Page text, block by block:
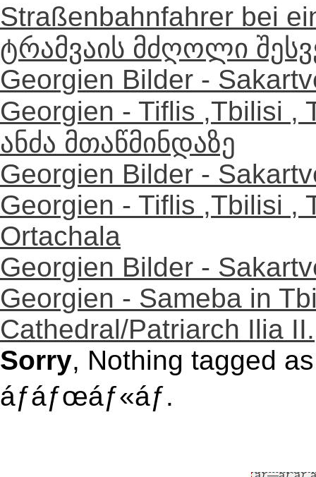
Straßenbahnfahrer bei
ტრამვაის მძღოლი
Georgien Bilder -
Georgien - Tiflis ,Tbilisi ,
ანძა მთაწმინდაზე
Georgien Bilder -
Georgien - Tiflis ,Tbilisi ,
Ortachala
Georgien Bilder -
Georgien - Sameba in
Cathedral/Patriarch Ilia II.
Sorry, Nothing tagged as
áƒáƒœáƒ«áƒ.